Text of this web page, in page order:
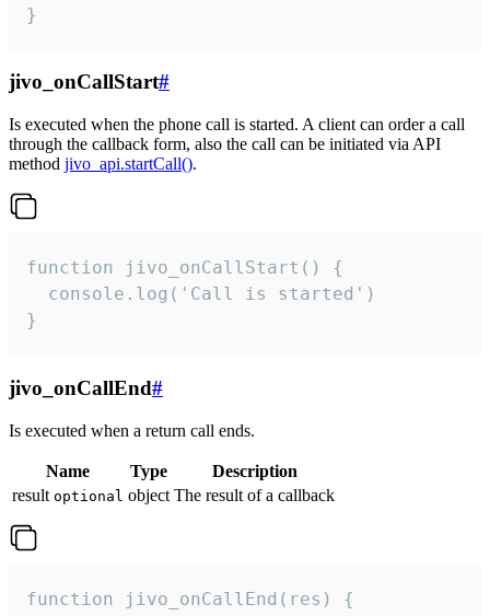
}
jivo_onCallStart#
Is executed when the phone call is started. A client can order a call
through the callback form, also the call can be initiated via API
method jivo_api.startCall().
function jivo_onCallStart() {
  console.log('Call is started')
}
jivo_onCallEnd#
Is executed when a return call ends.
Name Type
Description
result optional object The result of a callback
function jivo_onCallEnd(res) {